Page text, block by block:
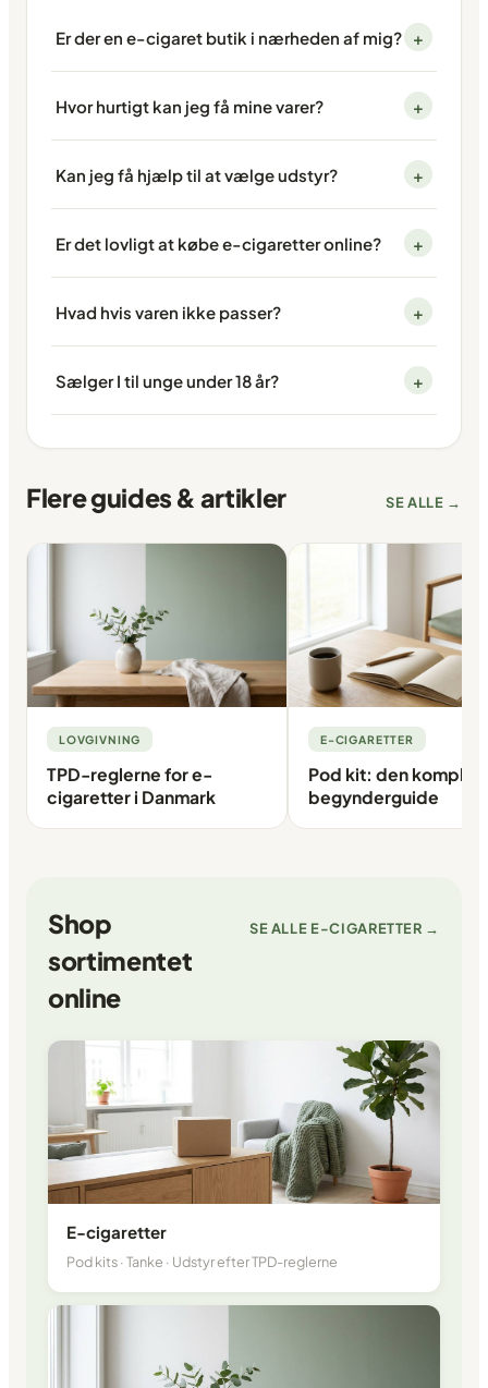
Er der en e-cigaret butik i nærheden af mig? +
Hvor hurtigt kan jeg få mine varer? +
Kan jeg få hjælp til at vælge udstyr? +
Er det lovligt at købe e-cigaretter online? +
Hvad hvis varen ikke passer? +
Sælger I til unge under 18 år? +
Flere guides & artikler SE ALLE →
LOVGIVNING
TPD-reglerne for e-
cigaretter i Danmark
E-CIGARETTER
Pod kit: den
begynderguide
Shop
sortimentet
online
SE ALLE E-CIGARETTER →
E-cigaretter
Pod kits · Tanke · Udstyr efter TPD-reglerne